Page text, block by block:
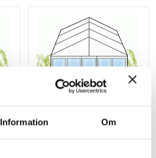
Information Om
Tält R12,5-XXL 12,5x20m
250m